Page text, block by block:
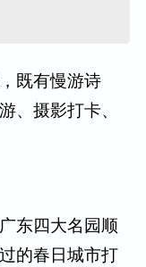
既有慢游诗
、摄影打卡、
东四大名园顺
的春日城市打